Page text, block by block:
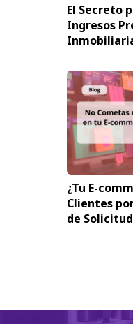
El Secreto
Ingresos
¿Tu E-
Clientes
de